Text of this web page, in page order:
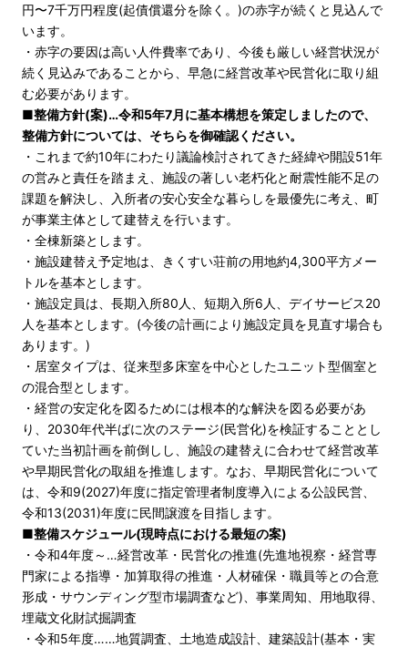
円〜7千万円程度(起債償還分を除く。)の赤字が続くと見込んで
います。
・赤字の要因は高い人件費率であり、今後も厳しい経営状況が
続く見込みであることから、早急に経営改革や民営化に取り組
む必要があります。
■整備方針(案)…令和5年7月に基本構想を策定しましたので、
整備方針については、そちらを御確認ください。
・これまで約10年にわたり議論検討されてきた経緯や開設51年
の営みと責任を踏まえ、施設の著しい老朽化と耐震性能不足の
課題を解決し、入所者の安心安全な暮らしを最優先に考え、町
が事業主体として建替えを行います。
・全棟新築とします。
・施設建替え予定地は、きくすい荘前の用地約4,300平方メー
トルを基本とします。
・施設定員は、長期入所80人、短期入所6人、デイサービス20
人を基本とします。(今後の計画により施設定員を見直す場合も
あります。)
・居室タイプは、従来型多床室を中心としたユニット型個室と
の混合型とします。
・経営の安定化を図るためには根本的な解決を図る必要があ
り、2030年代半ばに次のステージ(民営化)を検証することとし
ていた当初計画を前倒しし、施設の建替えに合わせて経営改革
や早期民営化の取組を推進します。なお、早期民営化について
は、令和9(2027)年度に指定管理者制度導入による公設民営、
令和13(2031)年度に民間譲渡を目指します。
■整備スケジュール(現時点における最短の案)
・令和4年度～…経営改革・民営化の推進(先進地視察・経営専
門家による指導・加算取得の推進・人材確保・職員等との合意
形成・サウンディング型市場調査など)、事業周知、用地取得、
埋蔵文化財試掘調査
・令和5年度……地質調査、土地造成設計、建築設計(基本・実